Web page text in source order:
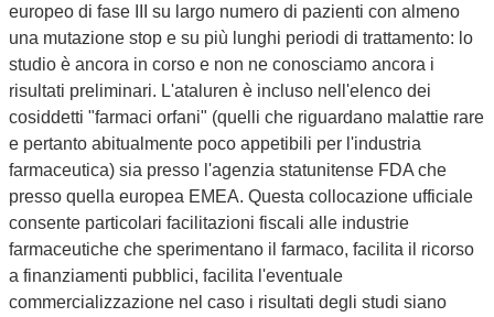
europeo di fase III su largo numero di pazienti con almeno
una mutazione stop e su più lunghi periodi di trattamento: lo
studio è ancora in corso e non ne conosciamo ancora i
risultati preliminari. L'ataluren è incluso nell'elenco dei
cosiddetti "farmaci orfani" (quelli che riguardano malattie rare
e pertanto abitualmente poco appetibili per l'industria
farmaceutica) sia presso l'agenzia statunitense FDA che
presso quella europea EMEA. Questa collocazione ufficiale
consente particolari facilitazioni fiscali alle industrie
farmaceutiche che sperimentano il farmaco, facilita il ricorso
a finanziamenti pubblici, facilita l'eventuale
commercializzazione nel caso i risultati degli studi siano